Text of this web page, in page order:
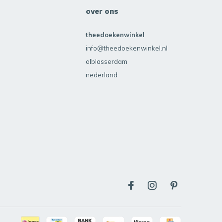
over ons
theedoekenwinkel
info@theedoekenwinkel.nl
alblasserdam
nederland